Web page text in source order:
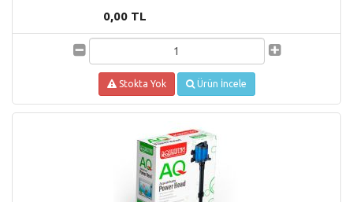
0,00 TL
Stokta Yok Ürün İncele